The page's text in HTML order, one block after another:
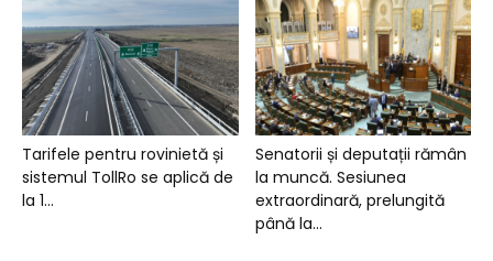
Tarifele pentru rovinietă și
sistemul TollRo se aplică de
la 1...
Senatorii și deputații rămân
la muncă. Sesiunea
extraordinară, prelungită
până la...